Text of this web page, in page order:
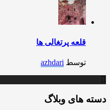
قلعه پرتغالی ها
توسط azhdari
دسته های وبلاگ